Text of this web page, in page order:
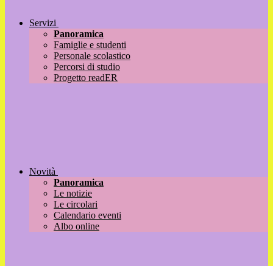
Servizi
Panoramica
Famiglie e studenti
Personale scolastico
Percorsi di studio
Progetto readER
Novità
Panoramica
Le notizie
Le circolari
Calendario eventi
Albo online